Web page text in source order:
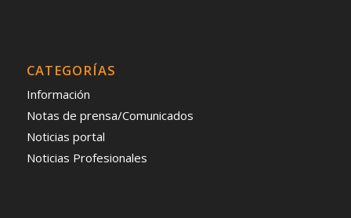
CATEGORÍAS
Información
Notas de prensa/Comunicados
Noticias portal
Noticias Profesionales